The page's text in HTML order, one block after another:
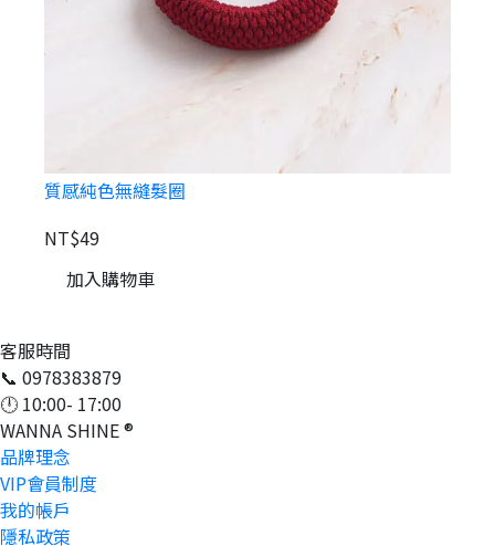
質感純色無縫髮圈
NT$49
加入購物車
客服時間
📞 0978383879
🕛 10:00- 17:00
WANNA SHINE ®
品牌理念
VIP會員制度
我的帳戶
隱私政策